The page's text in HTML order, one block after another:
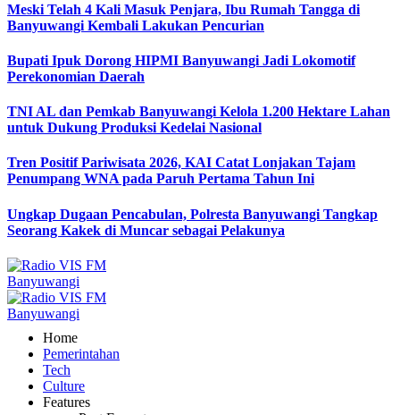
Meski Telah 4 Kali Masuk Penjara, Ibu Rumah Tangga di
Banyuwangi Kembali Lakukan Pencurian
Bupati Ipuk Dorong HIPMI Banyuwangi Jadi Lokomotif
Perekonomian Daerah
TNI AL dan Pemkab Banyuwangi Kelola 1.200 Hektare Lahan
untuk Dukung Produksi Kedelai Nasional
Tren Positif Pariwisata 2026, KAI Catat Lonjakan Tajam
Penumpang WNA pada Paruh Pertama Tahun Ini
Ungkap Dugaan Pencabulan, Polresta Banyuwangi Tangkap
Seorang Kakek di Muncar sebagai Pelakunya
Home
Pemerintahan
Tech
Culture
Features